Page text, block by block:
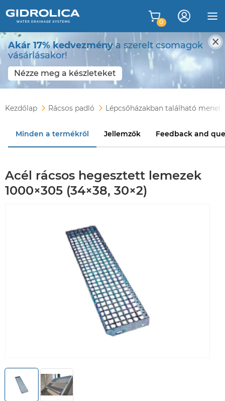
Akár 17% kedvezménya szerelt csomagok
vásárlásakor!
Nézze meg a készleteket
0
Kezdőlap Rácsos padló Lépcsőházakban található
Minden a termékről Jellemzők Feedback and
Acél rácsos hegesztett lemezek
1000×305 (34×38, 30×2)